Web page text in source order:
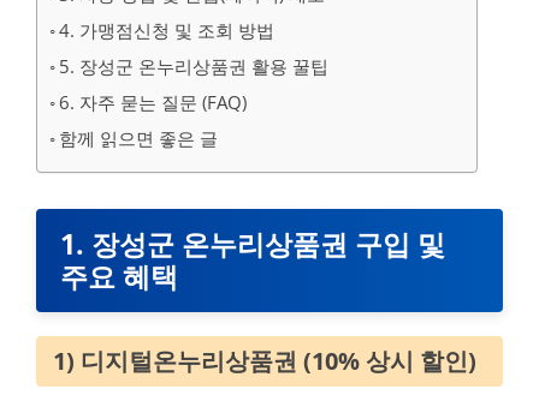
4. 가맹점신청 및 조회 방법
5. 장성군 온누리상품권 활용 꿀팁
6. 자주 묻는 질문 (FAQ)
함께 읽으면 좋은 글
1. 장성군 온누리상품권 구입 및
주요 혜택
1) 디지털온누리상품권 (10% 상시 할인)